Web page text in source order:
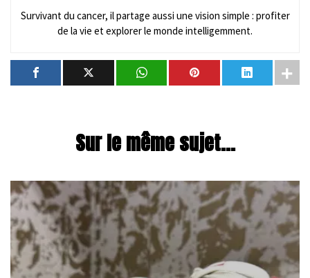
Survivant du cancer, il partage aussi une vision simple : profiter
de la vie et explorer le monde intelligemment.
Sur le même sujet...